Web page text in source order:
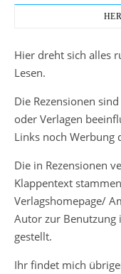
Hier dreht sich alles
Lesen.
Die Rezensionen
oder Verlagen
Links noch Werbung
Die in Rezensionen
Klappentext
Verlagshomepage/
Autor zur Benutzung
gestellt.
Ihr findet mich